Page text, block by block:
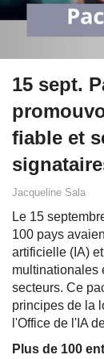
15 sept.
fiable et
Jacqueline Sala
Le 15
100 pays
artificielle (IA)
multinationales
secteurs. Ce
principes de la
l'Office de l'IA
Plus de 100